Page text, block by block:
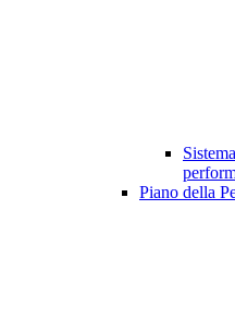
Piano della